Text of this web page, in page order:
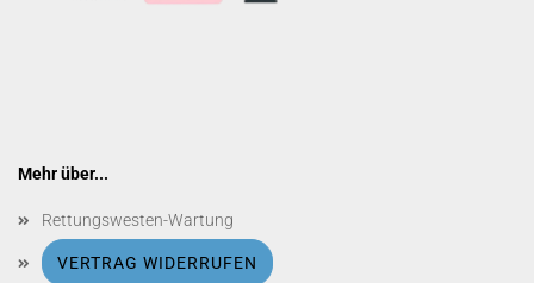
Mehr über...
Rettungswesten-Wartung
VERTRAG WIDERRUFEN